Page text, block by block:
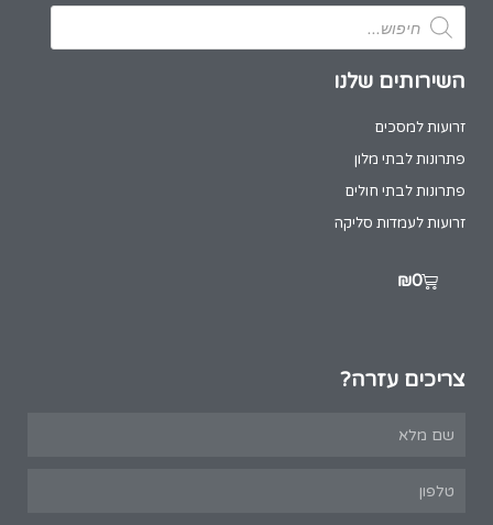
השירותים שלנו
זרועות למסכים
פתרונות לבתי מלון
פתרונות לבתי חולים
זרועות לעמדות סליקה
₪0
צריכים עזרה?